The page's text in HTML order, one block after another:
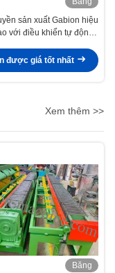
hình
sản xuất Gabion hiệu
với điều khiển tự động
được giá tốt nhất
Xem thêm >>
Băng